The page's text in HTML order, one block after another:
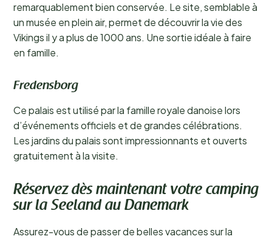
remarquablement bien conservée. Le site, semblable à
un musée en plein air, permet de découvrir la vie des
Vikings il y a plus de 1000 ans. Une sortie idéale à faire
en famille.
Fredensborg
Ce palais est utilisé par la famille royale danoise lors
d’événements officiels et de grandes célébrations.
Les jardins du palais sont impressionnants et ouverts
gratuitement à la visite.
Réservez dès maintenant votre camping
sur la Seeland au Danemark
Assurez-vous de passer de belles vacances sur la